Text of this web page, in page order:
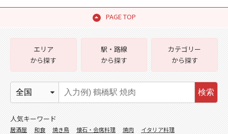
PAGE TOP
エリア
から探す
駅・路線
から探す
カテゴリー
から探す
検索
人気キーワード
居酒屋 和食 焼き鳥 懐石・会席料理 焼肉
イタリア料理